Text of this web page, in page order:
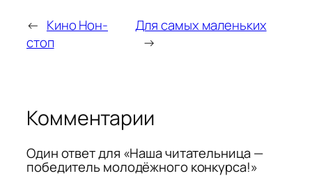
← Кино Нон-
стоп
Для самых маленьких
→
Комментарии
Один ответ для «Наша читательница —
победитель молодёжного конкурса!»